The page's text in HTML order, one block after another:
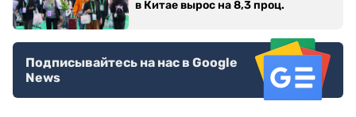
в Китае вырос на 8,3 проц.
Подписывайтесь на нас в Google
News